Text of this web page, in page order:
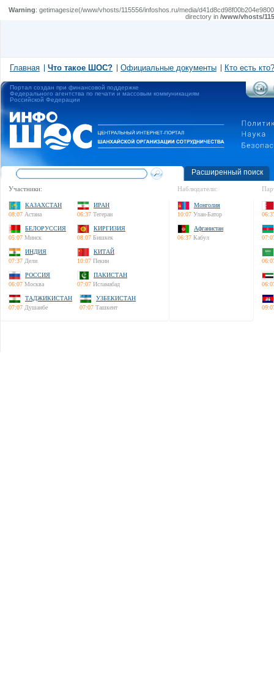
Warning: getimagesize(/www/vhosts/115556/infoshos.ru/media/
directory in /www/vhosts/
Главная Что такое ШОС? Официальные документы Кто есть кто?
Портал создан при финансовой поддержке
Федерального агентства по печати и массовым коммуникациям
Российской Федерации
Расширенный поиск
Участники:
КАЗАХСТАН
08:07 Астана
ИРАН
06:37 Тегеран
БЕЛОРУССИЯ
05:07 Минск
КИРГИЗИЯ
08:07 Бишкек
ИНДИЯ
07:37 Дели
КИТАЙ
10:07 Пекин
РОССИЯ
06:07 Москва
ПАКИСТАН
07:07 Исламабад
ТАДЖИКИСТАН
07:07 Душанбе
УЗБЕКИСТАН
07:07 Ташкент
Наблюдатели:
Монголия
10:07 Улан-Батор
Афганистан
06:37 Кабул